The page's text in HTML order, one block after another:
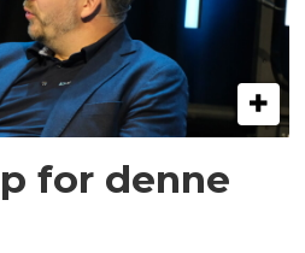
for denne